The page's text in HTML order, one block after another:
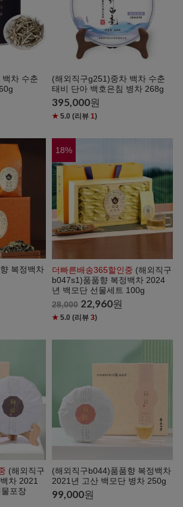
차 수춘
(해외직구g251)중차 백차 수춘
태비 단아 백호은침 병차 268g
395,000원
★ 5.0 (리뷰 1)
복정백차
18%
더빠른배송365할인중 (해외직구
b047s1)품품향 복정백차 2024
년 백모단 선물세트 100g
28,000 22,960원
★ 5.0 (리뷰3)
(해외직구
차 2021
포장
(해외직구b044)품품향 복정백차
2021년 고산 백모단 병차 250g
99,000원